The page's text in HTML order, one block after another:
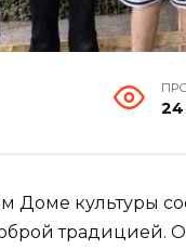
24
Доме культуры
традицией.